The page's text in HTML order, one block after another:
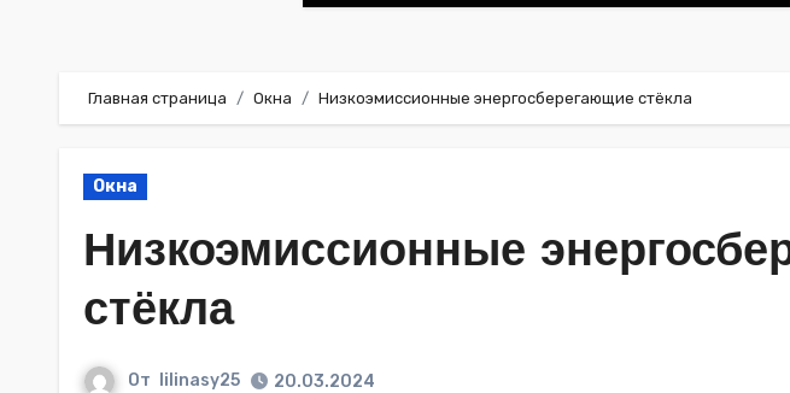
Главная страница Окна Низкоэмиссионные энергосберегающие стёкла
Окна
Низкоэмиссионные
стёкла
От lilinasy25 20.03.2024